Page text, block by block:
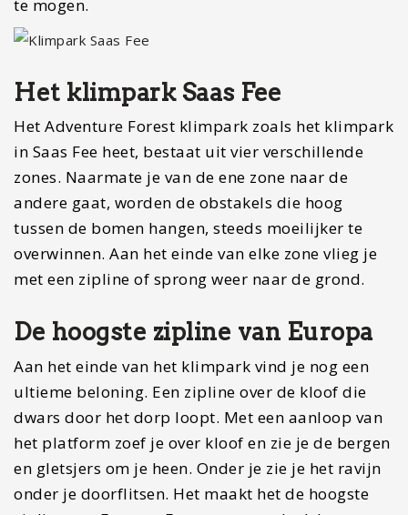
te mogen.
Het klimpark Saas Fee
Het Adventure Forest klimpark zoals het klimpark
in Saas Fee heet, bestaat uit vier verschillende
zones. Naarmate je van de ene zone naar de
andere gaat, worden de obstakels die hoog
tussen de bomen hangen, steeds moeilijker te
overwinnen. Aan het einde van elke zone vlieg je
met een zipline of sprong weer naar de grond.
De hoogste zipline van Europa
Aan het einde van het klimpark vind je nog een
ultieme beloning. Een zipline over de kloof die
dwars door het dorp loopt. Met een aanloop van
het platform zoef je over kloof en zie je de bergen
en gletsjers om je heen. Onder je zie je het ravijn
onder je doorflitsen. Het maakt het de hoogste